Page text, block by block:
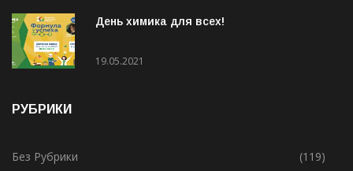
День химика для всех!
19.05.2021
РУБРИКИ
Без Рубрики
(119)